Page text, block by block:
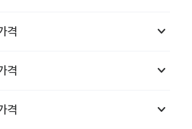
격 keyboard_arrow_down
격 keyboard_arrow_down
격 keyboard_arrow_down